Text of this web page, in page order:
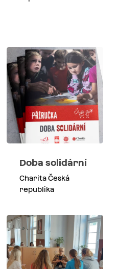
Doba solidární
Charita Česká
republika